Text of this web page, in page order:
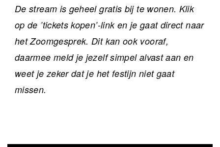
De stream is geheel gratis bij te wonen. Klik
op de ’tickets kopen’-link en je gaat direct naar
het Zoomgesprek. Dit kan ook vooraf,
daarmee meld je jezelf simpel alvast aan en
weet je zeker dat je het festijn niet gaat
missen.